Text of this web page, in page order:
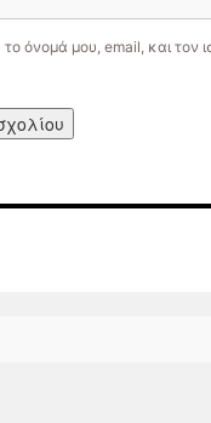
όνομά μου, email, και τον